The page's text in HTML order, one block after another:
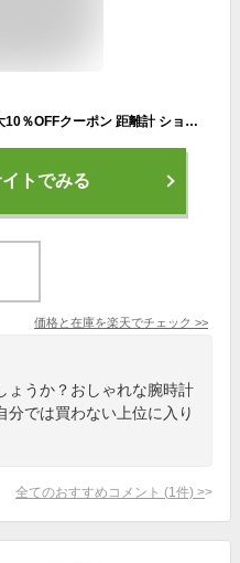
【10/1〜2】エントリーでP5倍＆最大10％OFFクーポン 距離計 ショットナビ HuG Beyond Lite ハグビヨンドライト ブラック (SNHBL) 自動飛距離計測機能オートメジャー搭載 ゴルフ 測定器 時計 ナビ みちびき Shot Navi
トでみる
価格と在庫を楽天でチェック >>
ょうか？おしゃれな腕時計
分では買わない上位に入り
全てのおすすめコメント (1 件) >